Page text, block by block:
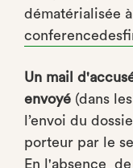
dématérialisée
Un mail
envoyé (dans
l’envoi du
porteur par le
En l'absence